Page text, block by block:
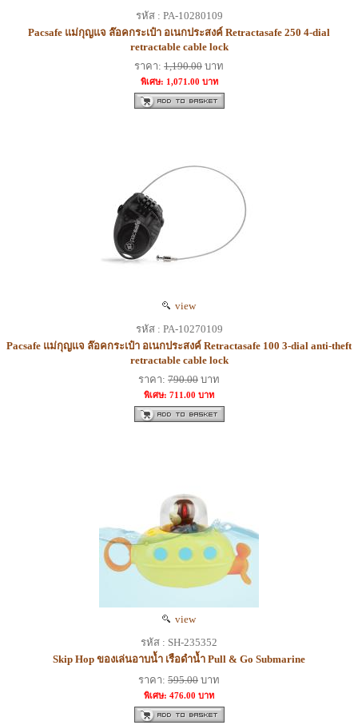
รหัส : PA-10280109
Pacsafe แม่กุญแจ ล๊อคกระเป๋า อเนกประสงค์ Retractasafe 250 4-dial
retractable cable lock
ราคา: 1,190.00 บาท
พิเศษ: 1,071.00 บาท
view
รหัส : PA-10270109
Pacsafe แม่กุญแจ ล๊อคกระเป๋า อเนกประสงค์ Retractasafe 100 3-dial anti-theft
retractable cable lock
ราคา: 790.00 บาท
พิเศษ: 711.00 บาท
view
รหัส : SH-235352
Skip Hop ของเล่นอาบน้ำ เรือดำน้ำ Pull & Go Submarine
ราคา: 595.00 บาท
พิเศษ: 476.00 บาท